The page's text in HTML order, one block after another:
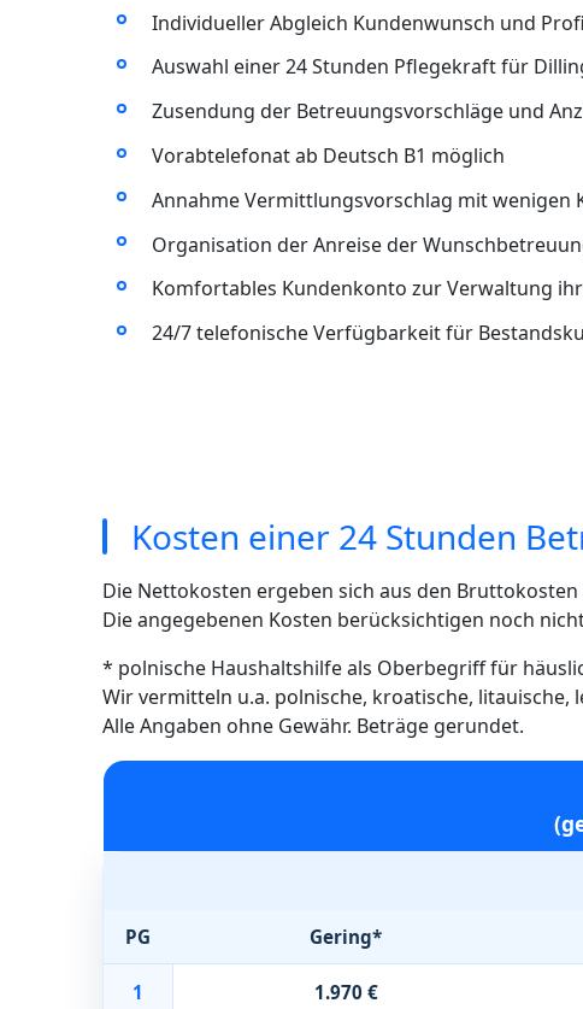
Individueller Abgleich Kundenwunsch und
Auswahl einer 24 Stunden Pflegekraft für
Zusendung der Betreuungsvorschläge und
Vorabtelefonat ab Deutsch B1 möglich
Annahme Vermittlungsvorschlag mit wenigen
Organisation der Anreise der
Komfortables Kundenkonto zur Verwaltung
24/7 telefonische Verfügbarkeit für
Kosten einer 24 Stunden
Die Nettokosten ergeben sich aus den
Die angegebenen Kosten berücksichtigen noch
* polnische Haushaltshilfe als Oberbegriff für
Wir vermitteln u.a. polnische, kroatische,
Alle Angaben ohne Gewähr. Beträge gerundet.
PG Gering*
1 1.970 €